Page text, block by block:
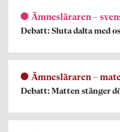
Ämnesläraren –
Debatt: Sluta dalta med
Ämnesläraren –
Debatt: Matten stänger